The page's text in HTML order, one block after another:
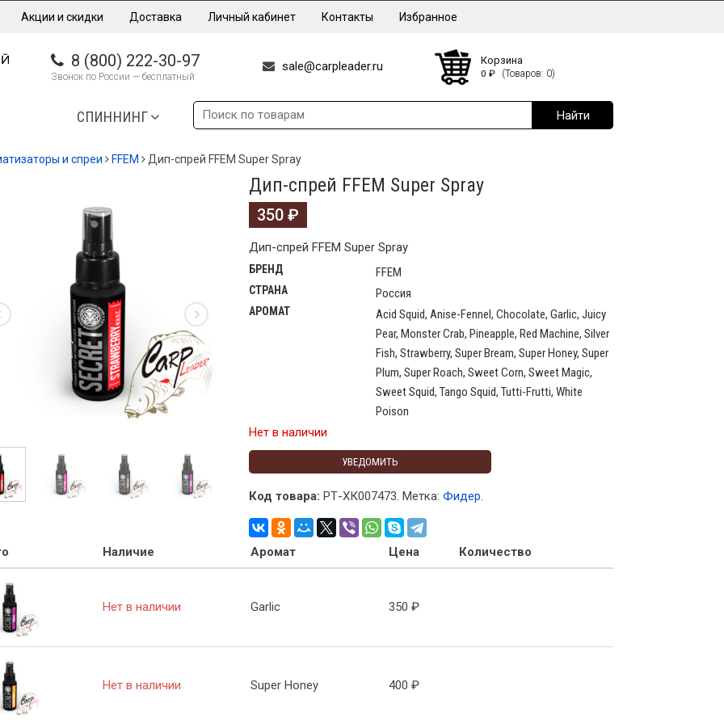
Акции и скидки Доставка Личный кабинет Контакты Избранное
8 (800) 222-30-97
Звонок по России — бесплатный
sale@carpleader.ru Корзина
0 ₽ (Товаров: 0)
СПИННИНГ
и спреи FFEM Дип-спрей FFEM Super Spray
Дип-спрей FFEM Super Spray
350 ₽
Дип-спрей FFEM Super Spray
БРЕНД FFEM
СТРАНА Россия
АРОМАТ
Acid Squid, Anise-Fennel, Chocolate, Garlic, Juicy
Pear, Monster Crab, Pineapple, Red Machine, Silver
Fish, Strawberry, Super Bream, Super Honey, Super
Plum, Super Roach, Sweet Corn, Sweet Magic,
Sweet Squid, Tango Squid, Tutti-Frutti, White
Poison
Нет в наличии
УВЕДОМИТЬ
Код товара: РТ-ХК007473. Метка: Фидер.
Наличие Аромат Цена Количество
Нет в наличии Garlic 350 ₽
Нет в наличии Super Honey 400 ₽